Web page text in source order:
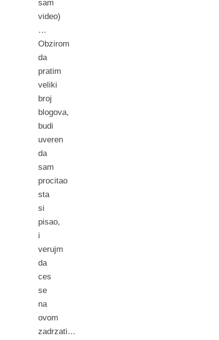
sam
video)
…
Obzirom
da
pratim
veliki
broj
blogova,
budi
uveren
da
sam
procitao
sta
si
pisao,
i
verujm
da
ces
se
na
ovom
zadrzati…